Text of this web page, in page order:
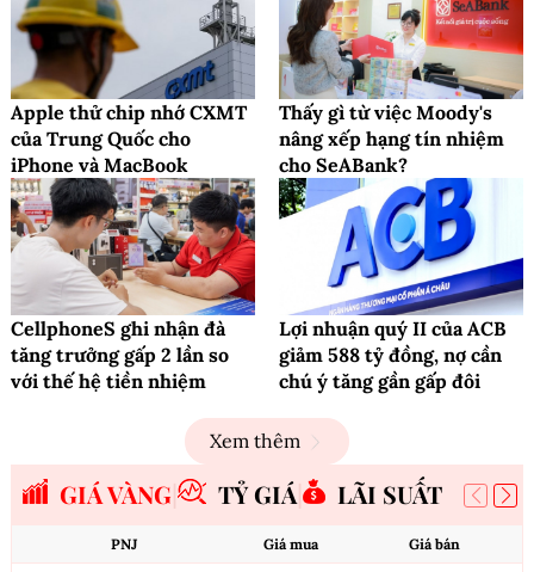
Apple thử chip nhớ CXMT
của Trung Quốc cho
iPhone và MacBook
Thấy gì từ việc Moody's
nâng xếp hạng tín nhiệm
cho SeABank?
CellphoneS ghi nhận đà
tăng trưởng gấp 2 lần so
với thế hệ tiền nhiệm
Lợi nhuận quý II của ACB
giảm 588 tỷ đồng, nợ cần
chú ý tăng gần gấp đôi
Xem thêm
GIÁ VÀNG TỶ GIÁ LÃI SUẤT
PNJ Giá mua Giá bán